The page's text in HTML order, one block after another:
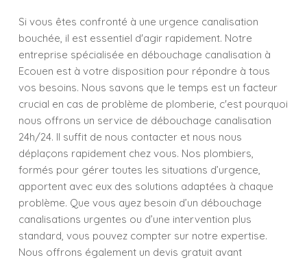
Si vous êtes confronté à une urgence canalisation
bouchée, il est essentiel d'agir rapidement. Notre
entreprise spécialisée en débouchage canalisation à
Ecouen est à votre disposition pour répondre à tous
vos besoins. Nous savons que le temps est un facteur
crucial en cas de problème de plomberie, c'est pourquoi
nous offrons un service de débouchage canalisation
24h/24. Il suffit de nous contacter et nous nous
déplaçons rapidement chez vous. Nos plombiers,
formés pour gérer toutes les situations d’urgence,
apportent avec eux des solutions adaptées à chaque
problème. Que vous ayez besoin d’un débouchage
canalisations urgentes ou d’une intervention plus
standard, vous pouvez compter sur notre expertise.
Nous offrons également un devis gratuit avant